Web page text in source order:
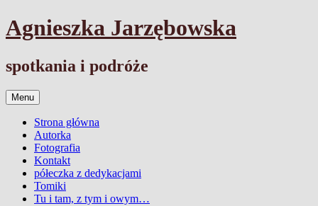
Przejdź
do
Agnieszka Jarzębowska
spotkania i podróże
Menu
Strona główna
Autorka
Fotografia
Kontakt
półeczka z dedykacjami
Tomiki
Tu i tam, z tym i owym…